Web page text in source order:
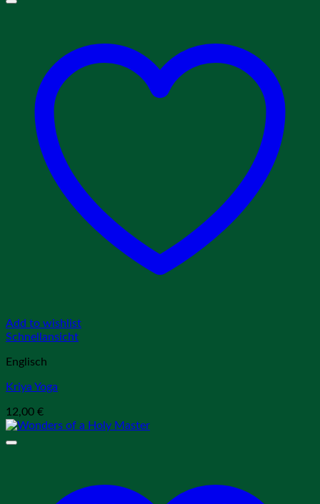
Add to wishlist
Schnellansicht
Englisch
Kriya Yoga
12,00 €